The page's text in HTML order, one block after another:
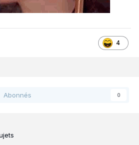
4
Abonnés 0